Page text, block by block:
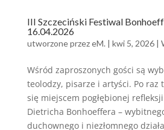
III Szczeciński Festiwal
16.04.2026
utworzone przezeM. | kwi 5, 2026|
Wśród zaproszonych gości są
teolodzy, pisarze i artyści. Po raz
się miejscem pogłębionej
Dietricha Bonhoeffera –
duchownego i niezłomnego